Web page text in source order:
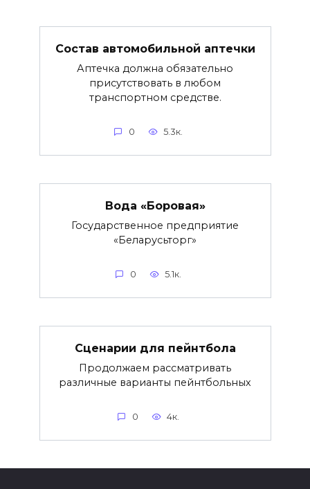
Состав автомобильной аптечки
Аптечка должна обязательно
присутствовать в любом
транспортном средстве.
0 5.3к.
Вода «Боровая»
Государственное предприятие
«Беларусьторг»
0 5.1к.
Сценарии для пейнтбола
Продолжаем рассматривать
различные варианты пейнтбольных
0 4к.